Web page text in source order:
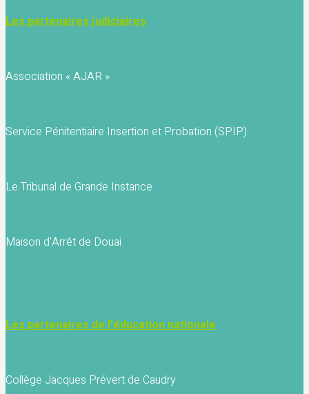
Les partenaires judiciaires
Association « AJAR »
Service Pénitentiaire Insertion et Probation (SPIP)
Le Tribunal de Grande Instance
Maison d’Arrêt de Douai
Les partenaires de l’éducation nationale
Collège Jacques Prévert de Caudry